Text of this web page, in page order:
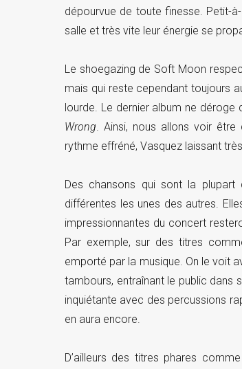
dépourvue de toute finesse. Petit-
salle et très vite leur énergie se
Le shoegazing de Soft Moon
mais qui reste cependant toujours
lourde. Le dernier album ne
Wrong . Ainsi, nous allons voir
rythme effréné, Vasquez laissant
Des chansons qui sont la
différentes les unes des autres.
impressionnantes du concert
Par exemple, sur des titres
emporté par la musique. On le voit
tambours, entraînant le public dans
inquiétante avec des percussions
en aura encore.
D’ailleurs des titres phares